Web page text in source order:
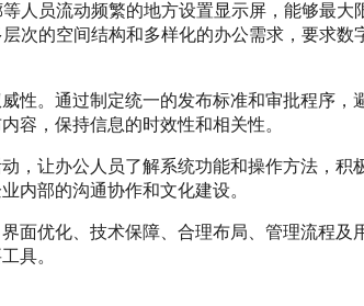
人员流动频繁的地方设置显示屏，能够最大
次的空间结构和多样化的办公需求，要求数
性。通过制定统一的发布标准和审批程序，
容，保持信息的时效性和相关性。
，让办公人员了解系统功能和操作方法，积
内部的沟通协作和文化建设。
面优化、技术保障、合理布局、管理流程及
具。